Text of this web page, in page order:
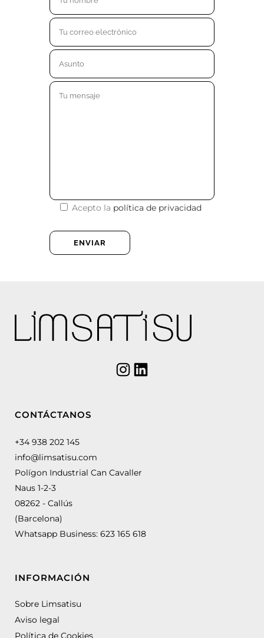
Acepto la política de privacidad
CONTÁCTANOS
+34 938 202 145
info@limsatisu.com
Polígon Industrial Can Cavaller
Naus 1-2-3
08262 - Callús
(Barcelona)
Whatsapp Business: 623 165 618
INFORMACIÓN
Sobre Limsatisu
Aviso legal
Política de Cookies